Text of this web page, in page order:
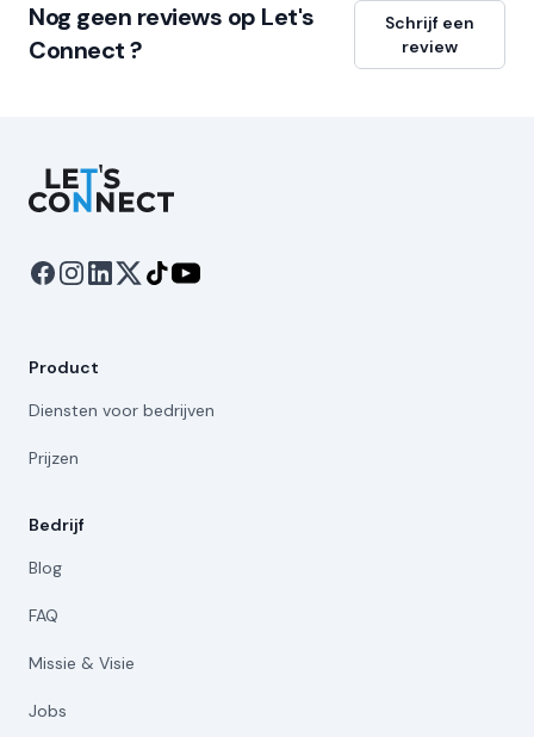
Nog geen reviews op Let's
Connect ?
Schrijf een
review
Let's Connect
Product
Diensten voor bedrijven
Prijzen
Bedrijf
Blog
FAQ
Missie & Visie
Jobs